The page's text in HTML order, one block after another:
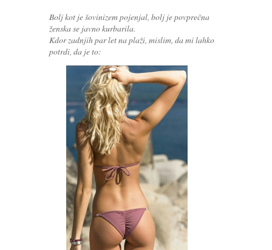
Bolj kot je šovinizem pojenjal, bolj je povprečna
ženska se javno kurbarila.
Kdor zadnjih par let na plaži, mislim, da mi lahko
potrdi, da je to: